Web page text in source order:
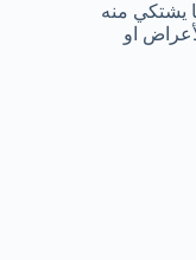
يشتكي منه
او